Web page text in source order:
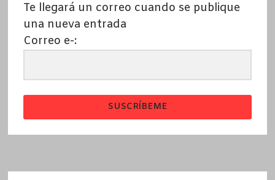
Te llegará un correo cuando se publique
una nueva entrada
Correo e-:
SUSCRÍBEME